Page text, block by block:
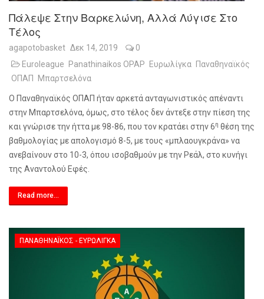
Πάλεψε Στην Βαρκελώνη, Αλλά Λύγισε Στο
Τέλος
agapotobasket Δεκ 14, 2019
0
Euroleague
Panathinaikos OPAP Ευρωλίγκα
Παναθηναϊκός
ΟΠΑΠ
Μπαρτσελόνα
Ο Παναθηναϊκός ΟΠΑΠ ήταν αρκετά ανταγωνιστικός απέναντι
στην Μπαρτσελόνα, όμως, στο τέλος δεν άντεξε στην πίεση της
και γνώρισε την ήττα με 98-86, που τον κρατάει στην 6η θέση της
βαθμολογίας με απολογισμό 8-5, με τους «μπλαουγκράνα» να
ανεβαίνουν στο 10-3, όπου ισοβαθμούν με την Ρεάλ, στο κυνήγι
της Αναντολού Εφές.
Read more...
ΠΑΝΑΘΗΝΑΪΚΌΣ - ΕΥΡΩΛΊΓΚΑ